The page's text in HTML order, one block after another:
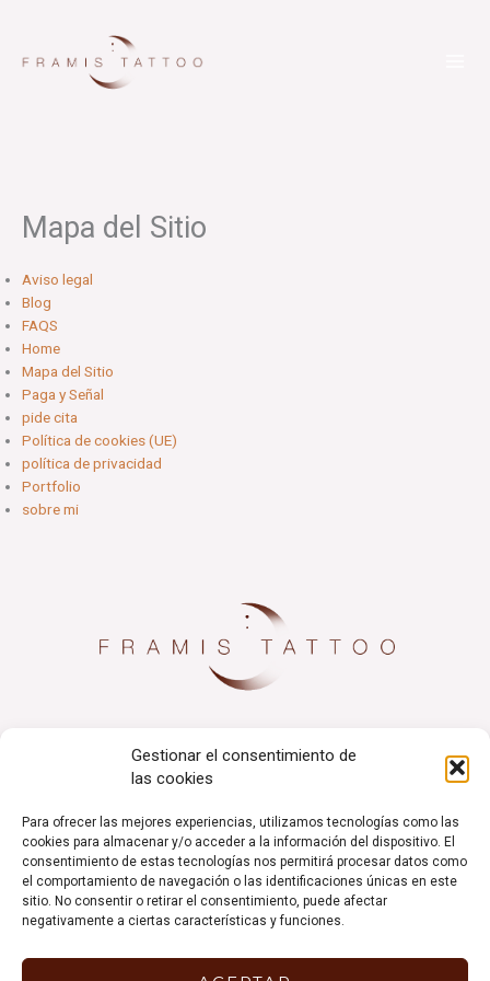
Gestionar el consentimiento de
las cookies
Para ofrecer las mejores experiencias, utilizamos tecnologías como las
cookies para almacenar y/o acceder a la información del dispositivo. El
consentimiento de estas tecnologías nos permitirá procesar datos como
el comportamiento de navegación o las identificaciones únicas en este
sitio. No consentir o retirar el consentimiento, puede afectar
negativamente a ciertas características y funciones.
contenido
Mapa del Sitio
Aviso legal
Blog
FAQS
Home
Mapa del Sitio
Paga y Señal
pide cita
Política de cookies (UE)
política de privacidad
Portfolio
sobre mi